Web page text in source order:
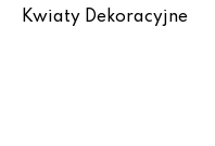
Kwiaty Dekoracyjne